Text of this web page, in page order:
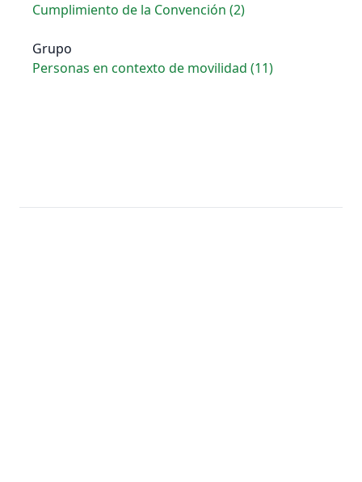
Cumplimiento de la Convención (2)
Grupo
Personas en contexto de movilidad (11)